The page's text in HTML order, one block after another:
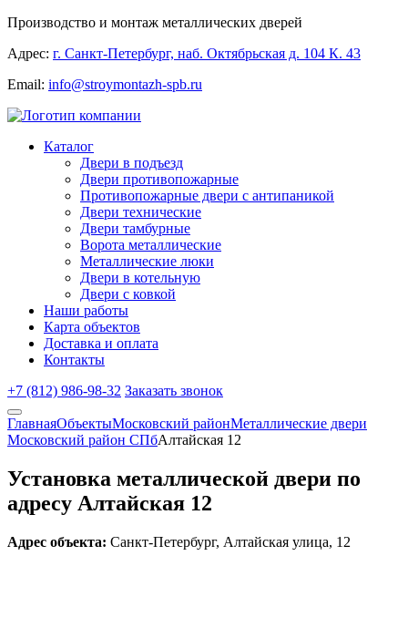
Производство и монтаж металлических дверей
Адрес: г. Санкт-Петербург, наб. Октябрьская д. 104 К. 43
Email: info@stroymontazh-spb.ru
Каталог
Двери в подъезд
Двери противопожарные
Противопожарные двери с антипаникой
Двери технические
Двери тамбурные
Ворота металлические
Металлические люки
Двери в котельную
Двери с ковкой
Наши работы
Карта объектов
Доставка и оплата
Контакты
+7 (812) 986-98-32 Заказать звонок
ГлавнаяОбъектыМосковский районМеталлические двери
Московский район СПбАлтайская 12
Установка металлической двери по
адресу Алтайская 12
Адрес объекта: Санкт-Петербург, Алтайская улица, 12